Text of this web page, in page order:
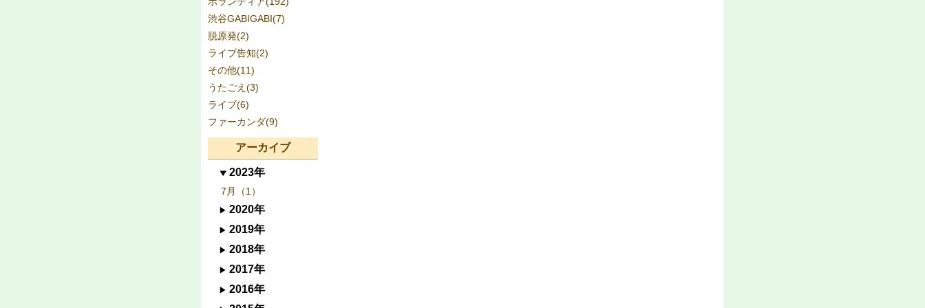
渋谷GABIGABI(7)
脱原発(2)
ライブ告知(2)
その他(11)
うたごえ(3)
ライブ(6)
ファーカンダ(9)
アーカイブ
2023年
7月（1）
2020年
2019年
2018年
2017年
2016年